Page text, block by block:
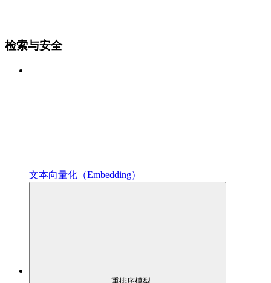
检索与安全
文本向量化（Embedding）
重排序模型